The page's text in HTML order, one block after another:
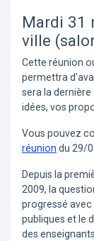
Mardi 31
ville
Cette réunion
permettra
sera la
idées, vos
Vous pouvez
réunion du 29/
Depuis la
2009, la
progressé avec
publiques et le
des